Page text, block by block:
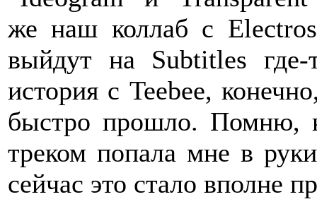
же наш коллаб с
выйдут на Subtitles
история с Teebee,
быстро прошло. Помню,
треком попала мне в
сейчас это стало вполне